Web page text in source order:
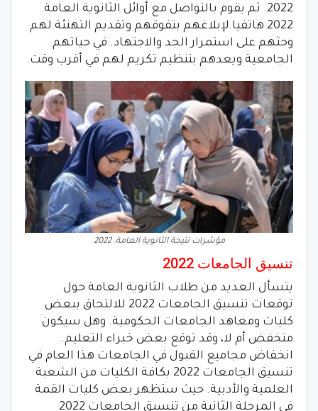
2022. ثم يقوم بالتواصل مع أوائل الثانوية العامة
2022 هاتفيا لإبلاغهم بتفوقهم وتقديم التهنئة لهم
وحثهم على استمرار الجد والاجتهاد. في حياتهم
الجامعية ويعدهم بتنظيم تكريم لهم في أقرب وقت.
مؤشرات نتيجة الثانوية العامة. 2022
تنسيق الجامعات 2022
يتسأل العديد من طلاب الثانوية العامة حول
توقعات تنسيق الجامعات 2022 للالتحاق ببعض
كليات ومعاهد الجامعات الحكومية. وهل سيكون
منخفض أم لا، وقد توقع بعض خبراء التعليم.
انخفاض مجاميع القبول في الجامعات هذا العام في
تنسيق الجامعات 2022 بكافة الكليات من الشعبة
العلمية والأدبية. حيث ستظهر بعض كليات القمة
في المرحلة الثانية من تنسيق الجامعات 2022